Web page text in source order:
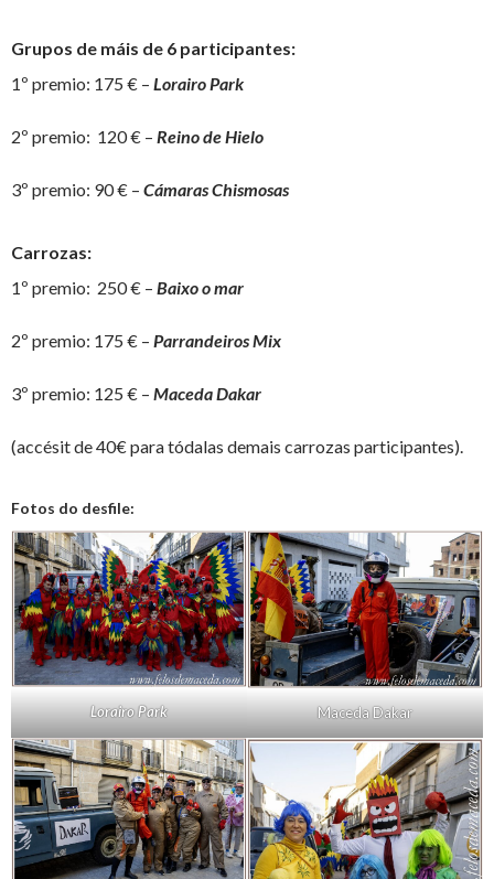
Grupos de máis de 6 participantes:
1º premio: 175 € – Lorairo Park
2º premio: 120 € – Reino de Hielo
3º premio: 90 € – Cámaras Chismosas
Carrozas:
1º premio: 250 € – Baixo o mar
2º premio: 175 € – Parrandeiros Mix
3º premio: 125 € – Maceda Dakar
(accésit de 40€ para tódalas demais carrozas participantes).
Fotos do desfile:
Lorairo Park Maceda Dakar